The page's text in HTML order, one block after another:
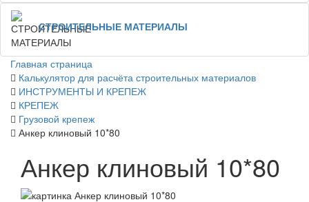
СТРОИТЕЛЬНЫЕ МАТЕРИАЛЫ
Главная страница
Калькулятор для расчёта строительных материалов
ИНСТРУМЕНТЫ И КРЕПЕЖ
КРЕПЕЖ
Грузовой крепеж
Анкер клиновый 10*80
Анкер клиновый 10*80